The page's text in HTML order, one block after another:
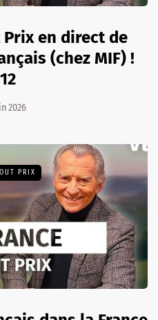
Prix en direct de
(chez MIF) !
2026
PRIX